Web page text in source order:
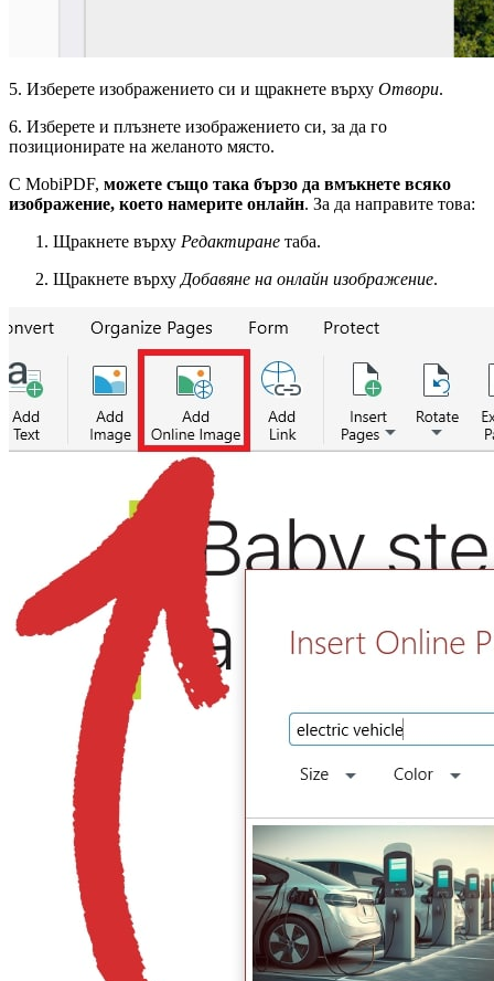
5. Изберете изображението си и щракнете върху Отвори.
6. Изберете и плъзнете изображението си, за да го
позиционирате на желаното място.
С MobiPDF, можете също така бързо да вмъкнете всяко
изображение, което намерите онлайн. За да направите това:
Щракнете върху Редактиране таба.
Щракнете върху Добавяне на онлайн изображение.